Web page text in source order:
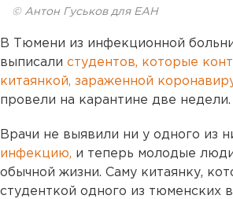
© Антон Гуськов для ЕАН
В Тюмени из инфекционной
выписали студентов, которые
китаянкой, зараженной
провели на карантине две недели.
Врачи не выявили ни у одного из
инфекцию, и теперь молодые
обычной жизни. Саму китаянку,
студенткой одного из тюменских